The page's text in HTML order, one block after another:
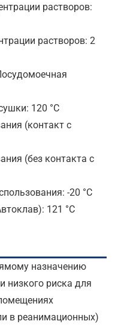
растворов:
растворов: 2
120 °C
(контакт с
(без контакта с
-20 °C
121 °C
назначению
низкого риска для
в реанимационных)